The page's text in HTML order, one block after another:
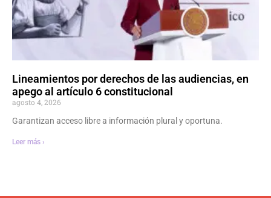
Lineamientos por derechos de las audiencias, en
apego al artículo 6 constitucional
agosto 4, 2026
Garantizan acceso libre a información plural y oportuna.
Leer más ›